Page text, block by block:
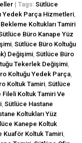
| Tags: Sütlüce
Yedek Parça Hizmetleri,
Koltukları Tamiri
Büro Kanape Yüz
, Sütlüce Büro Koltuğu
Değişimi, Sütlüce Büro
Tekerlek Değişimi,
Koltuğu Yedek Parça,
Koltuk Tamiri, Sütlüce
Fileli Koltuk Tamiri Ve
, Sütlüce Hastane
Koltukları Yüz
Kanepe Koltuk
Kuaför Koltuk Tamiri,